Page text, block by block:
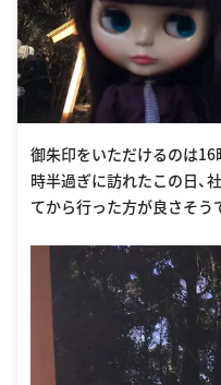
御朱印をいただけるのは16
時半過ぎに訪れたこの日、
てから行った方が良さそう